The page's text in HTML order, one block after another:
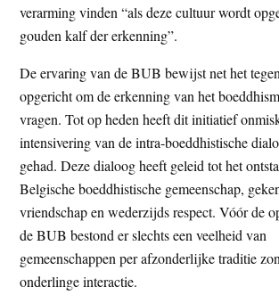
verarming vinden “als deze cultuur wordt
gouden kalf der erkenning”.
De ervaring van de BUB bewijst net het
opgericht om de erkenning van het
vragen. Tot op heden heeft dit initiatief
intensivering van de intra-boeddhistische
gehad. Deze dialoog heeft geleid tot het
Belgische boeddhistische gemeenschap,
vriendschap en wederzijds respect. Vóór de
de BUB bestond er slechts een veelheid van
gemeenschappen per afzonderlijke traditie
onderlinge interactie.